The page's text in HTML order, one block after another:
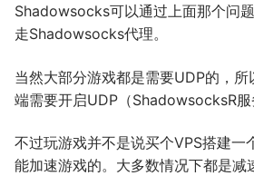
Shadowsocks可以通过上面那个问
走Shadowsocks代理。
当然大部分游戏都是需要UDP的，
端需要开启UDP（ShadowsocksR服
不过玩游戏并不是说买个VPS搭建
能加速游戏的。大多数情况下都是减